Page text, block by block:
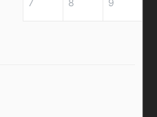
7 8 9